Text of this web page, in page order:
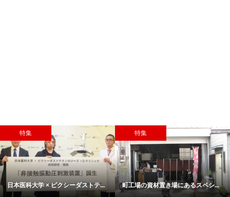
特集
日本医科大学 × ピクシーダストテ...
特集
町工場の資材置き場にあるスペシ...